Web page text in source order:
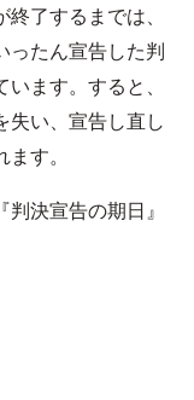
了するまでは、
ったん宣告した判
ます。すると、
失い、宣告し直し
す。
決宣告の期日』